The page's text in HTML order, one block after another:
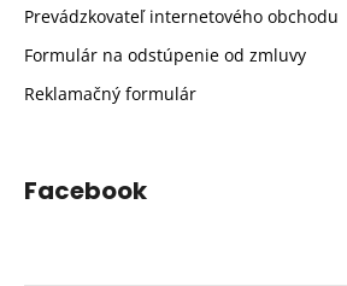
Prevádzkovateľ internetového obchodu
Formulár na odstúpenie od zmluvy
Reklamačný formulár
Facebook